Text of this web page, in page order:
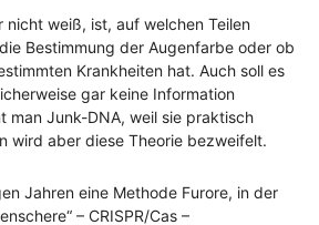
nicht weiß, ist, auf welchen Teilen
Bestimmung der Augenfarbe oder ob
Krankheiten hat. Auch soll es
gar keine Information
man Junk-DNA, weil sie praktisch
wird aber diese Theorie bezweifelt.
Jahren eine Methode Furore, in der
– CRISPR/Cas –